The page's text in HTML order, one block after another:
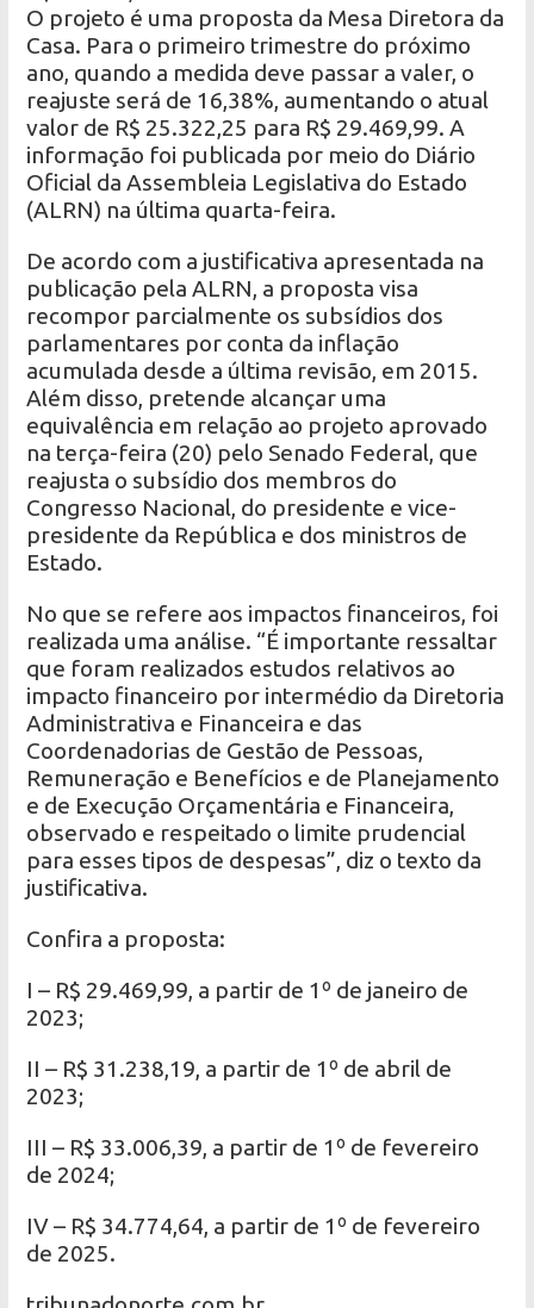
O projeto é uma proposta da Mesa Diretora da
Casa. Para o primeiro trimestre do próximo
ano, quando a medida deve passar a valer, o
reajuste será de 16,38%, aumentando o atual
valor de R$ 25.322,25 para R$ 29.469,99. A
informação foi publicada por meio do Diário
Oficial da Assembleia Legislativa do Estado
(ALRN) na última quarta-feira.
De acordo com a justificativa apresentada na
publicação pela ALRN, a proposta visa
recompor parcialmente os subsídios dos
parlamentares por conta da inflação
acumulada desde a última revisão, em 2015.
Além disso, pretende alcançar uma
equivalência em relação ao projeto aprovado
na terça-feira (20) pelo Senado Federal, que
reajusta o subsídio dos membros do
Congresso Nacional, do presidente e vice-
presidente da República e dos ministros de
Estado.
No que se refere aos impactos financeiros, foi
realizada uma análise. “É importante ressaltar
que foram realizados estudos relativos ao
impacto financeiro por intermédio da Diretoria
Administrativa e Financeira e das
Coordenadorias de Gestão de Pessoas,
Remuneração e Benefícios e de Planejamento
e de Execução Orçamentária e Financeira,
observado e respeitado o limite prudencial
para esses tipos de despesas”, diz o texto da
justificativa.
Confira a proposta:
I – R$ 29.469,99, a partir de 1º de janeiro de
2023;
II – R$ 31.238,19, a partir de 1º de abril de
2023;
III – R$ 33.006,39, a partir de 1º de fevereiro
de 2024;
IV – R$ 34.774,64, a partir de 1º de fevereiro
de 2025.